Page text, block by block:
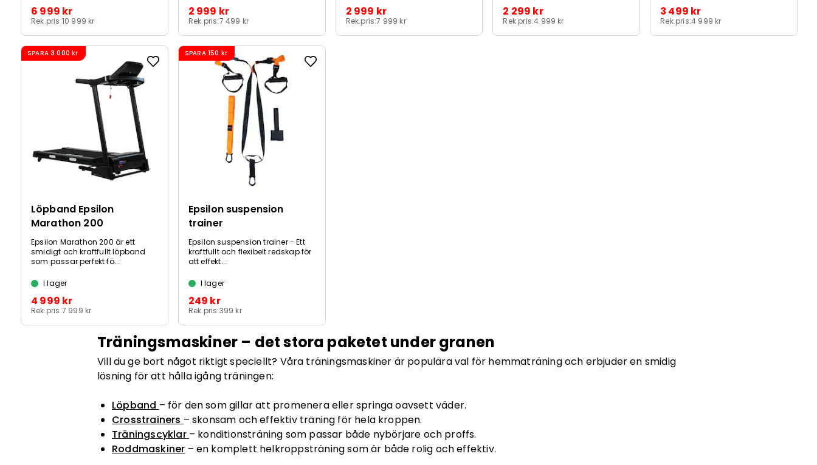
Rek.pris:10 999 kr
6 999 kr
Rek.pris:7 499 kr
2 999 kr
Rek.pris:7 999 kr
2 999 kr
Rek.pris:4 999 kr
2 299 kr
Rek.pris:4 999 kr
3 499 kr
SPARA 3 000 kr
Löpband Epsilon
Marathon 200
Epsilon Marathon 200 är ett
smidigt och kraftfullt löpband
som passar perfekt fö...
I lager
Rek.pris:7 999 kr
4 999 kr
SPARA 150 kr
Epsilon suspension
trainer
Epsilon suspension trainer - Ett
kraftfullt och flexibelt redskap för
att effekt...
I lager
Rek.pris:399 kr
249 kr
Träningsmaskiner – det stora paketet under granen
Vill du ge bort något riktigt speciellt? Våra träningsmaskiner är populära val för hemmaträning och erbjuder en smidig
lösning för att hålla igång träningen:
Löpband – för den som gillar att promenera eller springa oavsett väder.
Crosstrainers – skonsam och effektiv träning för hela kroppen.
Träningscyklar – konditionsträning som passar både nybörjare och proffs.
Roddmaskiner – en komplett helkroppsträning som är både rolig och effektiv.